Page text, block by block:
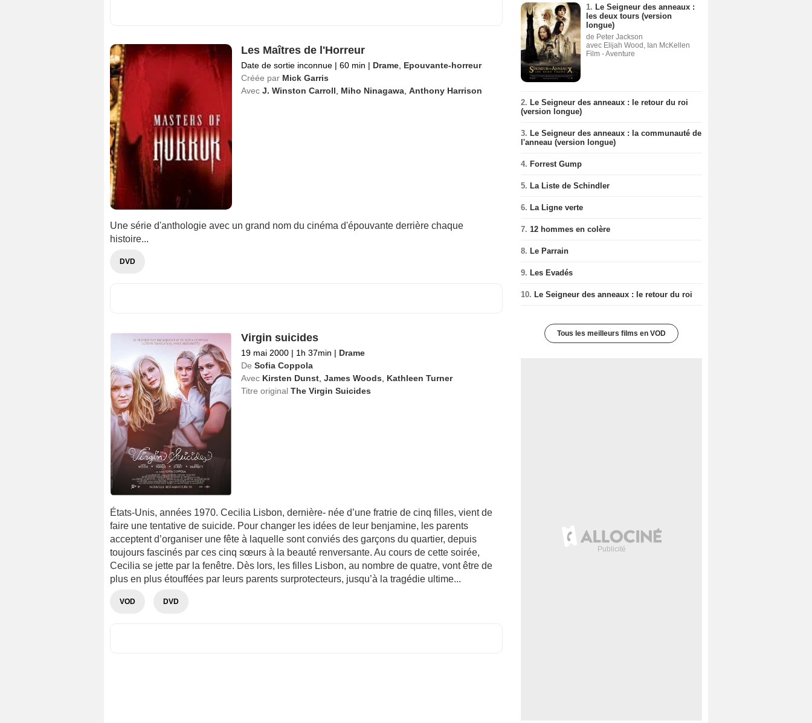
Les Maîtres de l'Horreur
Date de sortie inconnue | 60 min | Drame, Epouvante-horreur
Créée par Mick Garris
Avec J. Winston Carroll, Miho Ninagawa, Anthony Harrison
Une série d'anthologie avec un grand nom du cinéma d'épouvante derrière chaque
histoire...
DVD
Virgin suicides
19 mai 2000 | 1h 37min | Drame
De Sofia Coppola
Avec Kirsten Dunst, James Woods
Kathleen Turner
Titre original The Virgin Suicides
États-Unis, années 1970. Cecilia Lisbon, dernière- née d’une fratrie de cinq filles, vient de
faire une tentative de suicide. Pour changer les idées de leur benjamine, les parents
acceptent d’organiser une fête à laquelle sont conviés des garçons du quartier, depuis
toujours fascinés par ces cinq sœurs à la beauté renversante. Au cours de cette soirée,
Cecilia se jette par la fenêtre. Dès lors, les filles Lisbon, au nombre de quatre, vont être de
plus en plus étouffées par leurs parents surprotecteurs, jusqu’à la tragédie ultime...
VOD DVD
1. Le Seigneur des anneaux :
les deux tours (version
longue)
de Peter Jackson
avec Elijah Wood, Ian McKellen
Film - Aventure
2. Le Seigneur des anneaux : le retour du roi
(version longue)
3. Le Seigneur des anneaux : la communauté de
l'anneau (version longue)
4. Forrest Gump
5. La Liste de Schindler
6. La Ligne verte
7. 12 hommes en colère
8. Le Parrain
9. Les Evadés
10. Le Seigneur des anneaux : le retour du roi
Tous les meilleurs films en VOD